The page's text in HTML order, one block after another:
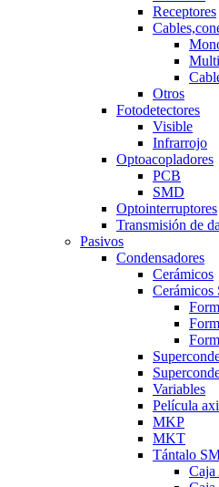
Receptores
Otros
Fotodetectores
Visible
Infrarrojo
Optoacopladores
PCB
SMD
Optointerruptores
Transmisión de
Pasivos
Condensadores
Cerámicos
Cerámicos
Variables
Película
MKP
MKT
Tántalo
Caja